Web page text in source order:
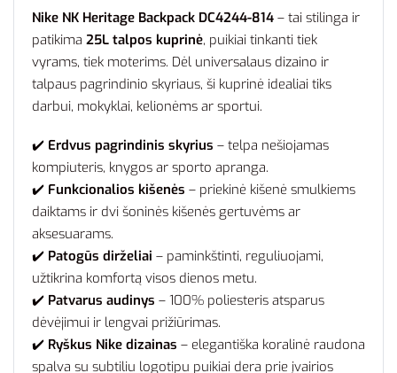
Nike NK Heritage Backpack DC4244-814 – tai stilinga ir
patikima 25L talpos kuprinė, puikiai tinkanti tiek
vyrams, tiek moterims. Dėl universalaus dizaino ir
talpaus pagrindinio skyriaus, ši kuprinė idealiai tiks
darbui, mokyklai, kelionėms ar sportui.
✔️ Erdvus pagrindinis skyrius – telpa nešiojamas
kompiuteris, knygos ar sporto apranga.
✔️ Funkcionalios kišenės – priekinė kišenė smulkiems
daiktams ir dvi šoninės kišenės gertuvėms ar
aksesuarams.
✔️ Patogūs dirželiai – paminkštinti, reguliuojami,
užtikrina komfortą visos dienos metu.
✔️ Patvarus audinys – 100% poliesteris atsparus
dėvėjimui ir lengvai prižiūrimas.
✔️ Ryškus Nike dizainas – elegantiška koralinė raudona
spalva su subtiliu logotipu puikiai dera prie įvairios